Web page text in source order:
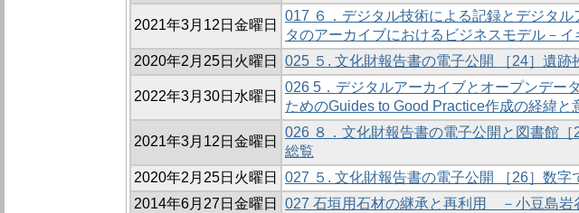
2021年3月12日金曜日
017 ６．デジタル技術による記録とデジタ
タのアーカイブにおけるビジネスモデル－
2020年2月25日火曜日 025 ５. 文化財報告書の電子公開 ［24］遺跡
2022年3月30日水曜日
026 5．デジタルアーカイブとオープンデー
ためのGuides to Good Practice作成の経緯と
2021年3月12日金曜日
026 ８．文化財報告書の電子公開と図書館
総覧
2020年2月25日火曜日 027 ５. 文化財報告書の電子公開 ［26］数字
2014年6月27日金曜日
027 石垣用石材の継承と再利用 －小豆島岩